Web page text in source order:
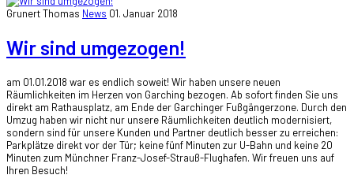
Grunert Thomas News 01. Januar 2018
Wir sind umgezogen!
am 01.01.2018 war es endlich soweit! Wir haben unsere neuen
Räumlichkeiten im Herzen von Garching bezogen. Ab sofort finden Sie uns
direkt am Rathausplatz, am Ende der Garchinger Fußgängerzone. Durch den
Umzug haben wir nicht nur unsere Räumlichkeiten deutlich modernisiert,
sondern sind für unsere Kunden und Partner deutlich besser zu erreichen:
Parkplätze direkt vor der Tür; keine fünf Minuten zur U-Bahn und keine 20
Minuten zum Münchner Franz-Josef-Strauß-Flughafen. Wir freuen uns auf
Ihren Besuch!